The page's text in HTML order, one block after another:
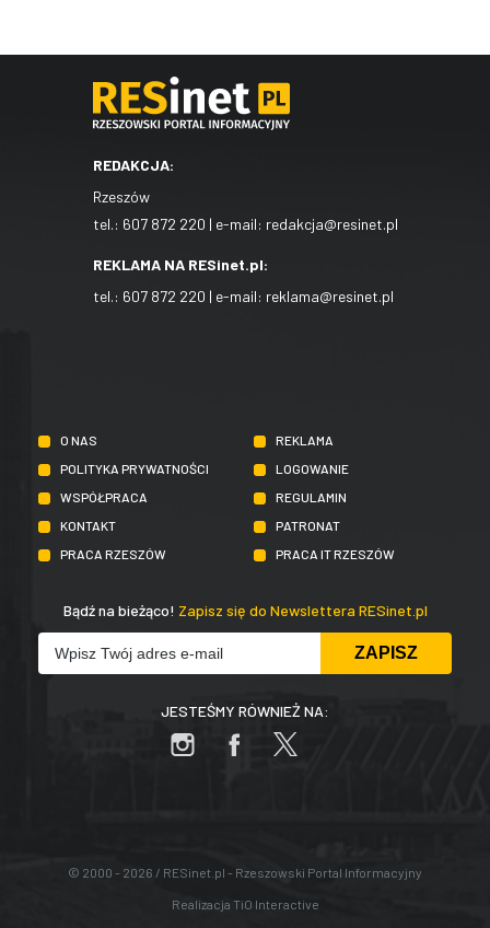
REDAKCJA:
Rzeszów
tel.: 607 872 220 | e-mail: redakcja@resinet.pl
REKLAMA NA RESinet.pl:
tel.: 607 872 220 | e-mail: reklama@resinet.pl
O NAS
REKLAMA
POLITYKA PRYWATNOŚCI
LOGOWANIE
WSPÓŁPRACA
REGULAMIN
KONTAKT
PATRONAT
PRACA RZESZÓW
PRACA IT RZESZÓW
Bądź na bieżąco! Zapisz się do Newslettera RESinet.pl
JESTEŚMY RÓWNIEŻ NA:
© 2000 - 2026 / RESinet.pl - Rzeszowski Portal Informacyjny
Realizacja TiO Interactive